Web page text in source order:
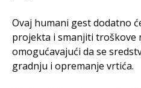
Ovaj humani gest dodatno
projekta i smanjiti troškove
omogućavajući da se
gradnju i opremanje vrtića.